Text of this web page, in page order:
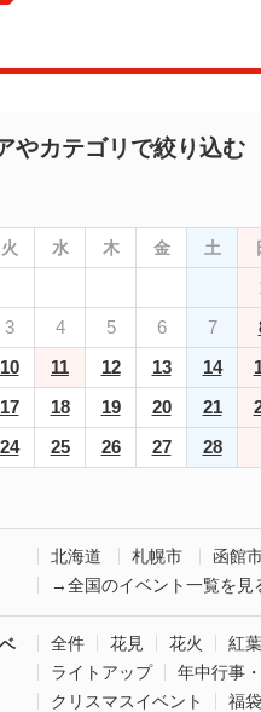
やカテゴリで絞り込む
火 水 木 金 土
3 4 5 6 7
10 11 12 13 14
17 18 19 20 21
24 25 26 27 28
北海道 札幌市
函館
→全国のイベント一覧を見
全件 花見 花火
紅葉
ライトアップ
年中行事
クリスマスイベント
福